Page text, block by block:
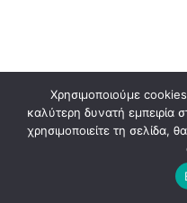
Χρησιμοποιούμε
καλύτερη δυνατή εμπειρία
χρησιμοποιείτε τη